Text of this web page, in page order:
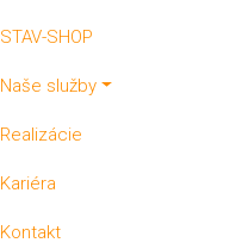
STAV-SHOP
Naše služby
Realizácie
Kariéra
Kontakt